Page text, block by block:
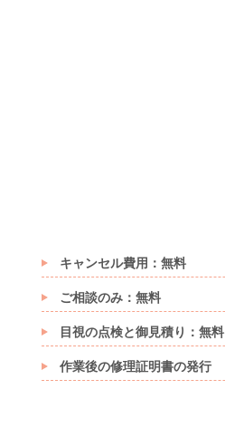
キャンセル費用：無料
ご相談のみ：無料
目視の点検と御見積り：無料
作業後の修理証明書の発行